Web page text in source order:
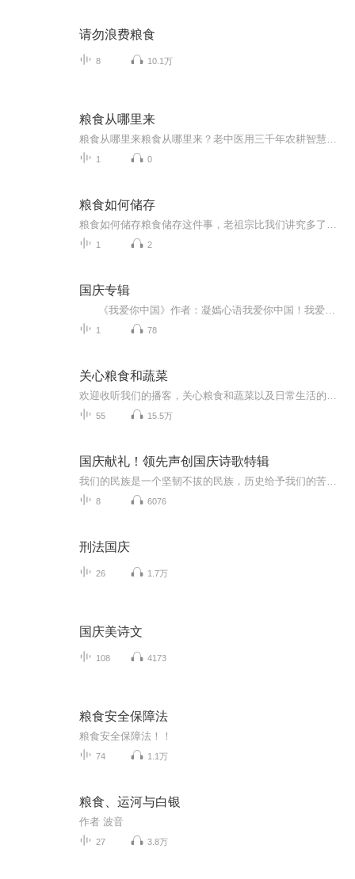
请勿浪费粮食
8 10.1万
粮食从哪里来
1 0
粮食如何储存
1 2
国庆专辑
1 78
关心粮食和蔬菜
55 15.5万
国庆献礼！领先声创国庆诗歌特辑
8 6076
刑法国庆
26 1.7万
国庆美诗文
108 4173
粮食安全保障法
粮食安全保障法！！
74 1.1万
粮食、运河与白银
作者 波音
27 3.8万